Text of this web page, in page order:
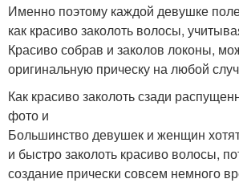
Именно поэтому каждой девушке
как красиво заколоть волосы,
Красиво собрав и заколов локоны,
оригинальную прическу на любой
Как красиво заколоть сзади
фото и
Большинство девушек и женщин хотят
и быстро заколоть красиво волосы,
создание прически совсем немного